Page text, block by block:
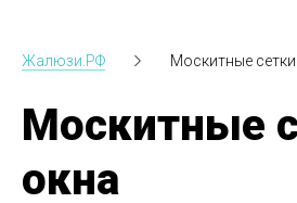
Жалюзи.РФ Москитные сетки
Москитные
окна